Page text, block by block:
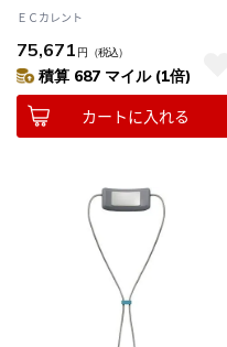
ＥＣカレント
75,671 円 （税込）
積算 687 マイル (1倍)
カートに入れる